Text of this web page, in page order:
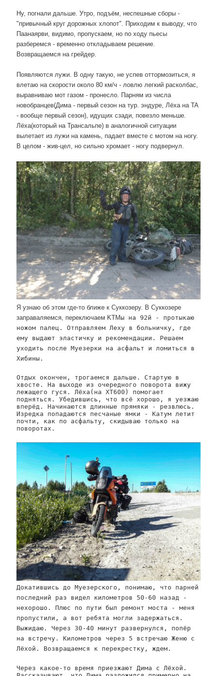
Ну, погнали дальше. Утро, подъём, неспешные сборы -
"привычный круг дорожных хлопот". Приходим к выводу, что
Паанаярви, видимо, пропускаем, но по ходу пьесы
разберемся - временно откладываем решение.
Возвращаемся на грейдер.
Появляются лужи. В одну такую, не успев оттормозиться, я
влетаю на скорости около 80 км/ч - ловлю легкий расколбас,
выравниваю мот газом - пронесло. Парням из числа
новобранцев(Дима - первый сезон на тур. эндуре, Лёха на TA
- вообще первый сезон), идущих сзади, повезло меньше.
Лёха(который на Трансальпе) в аналогичной ситуации
вылетает из лужи на камень, падает вместе с мотом на ногу.
В целом - жив-цел, но сильно хромает - ногу подвернул.
Я узнаю об этом где-то ближе к Суккозеру. В Суккозере
заправаляемся, переключаем KTMы на 92й - протыкаю
ножом палец. Отправляем Леху в больничку, где
ему выдают эластичку и рекомендации. Решаем
уходить после Муезерки на асфальт и ломиться в
Хибины.
Отдых окончен, трогаемся дальше. Стартую в
хвосте. На выходе из очередного поворота вижу
лежащего гуся. Лёха(на XT600) помогает
подняться. Убедившись, что всё хорошо, я уезжаю
вперёд. Начинаются длинные прямяки - резвлюсь.
Изредка попадаются песчаные ямки - Катум летит
почти, как по асфальту, скидываю только на
поворотах.
Докатившись до Муезерского, понимаю, что парней
последний раз видел километров 50-60 назад -
нехорошо. Плюс по пути был ремонт моста - меня
пропустили, а вот ребята могли задержаться.
Выжидаю. Через 30-40 минут развернулся, попёр
на встречу. Километров через 5 встречаю Женю с
Лёхой. Возвращаемся к перекрестку, ждем.
Через какое-то время приезжают Дима с Лёхой.